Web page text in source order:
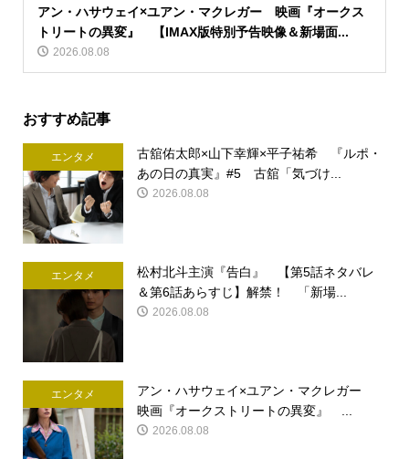
アン・ハサウェイ×ユアン・マクレガー 映画『オークス
トリートの異変』 【IMAX版特別予告映像＆新場面...
2026.08.08
おすすめ記事
エンタメ
古舘佑太郎×山下幸輝×平子祐希 『ルポ・
あの日の真実』#5 古舘「気づけ...
2026.08.08
エンタメ
松村北斗主演『告白』 【第5話ネタバレ
＆第6話あらすじ】解禁！ 「新場...
2026.08.08
エンタメ
アン・ハサウェイ×ユアン・マクレガー
映画『オークストリートの異変』 ...
2026.08.08